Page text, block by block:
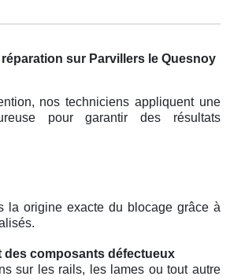
sur Parvillers le Quesnoy
nos techniciens appliquent une
pour garantir des résultats
la origine exacte du blocage grâce à
des composants défectueux
sur les rails, les lames ou tout autre